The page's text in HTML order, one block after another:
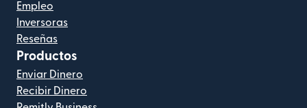
Empleo
Inversoras
Reseñas
Productos
Enviar Dinero
Recibir Dinero